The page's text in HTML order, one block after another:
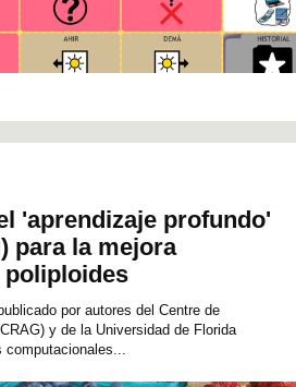
'aprendizaje profundo'
para la mejora
poliploides
por autores del Centre de
y de la Universidad de Florida